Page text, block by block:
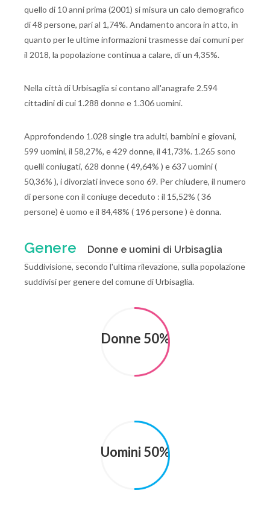
quello di 10 anni prima (2001) si misura un calo demografico
di 48 persone, pari al 1,74%. Andamento ancora in atto, in
quanto per le ultime informazioni trasmesse dai comuni per
il 2018, la popolazione continua a calare, di un 4,35%.
Nella città di Urbisaglia si contano all'anagrafe 2.594
cittadini di cui 1.288 donne e 1.306 uomini.
Approfondendo 1.028 single tra adulti, bambini e giovani,
599 uomini, il 58,27%, e 429 donne, il 41,73%. 1.265 sono
quelli coniugati, 628 donne ( 49,64% ) e 637 uomini (
50,36% ), i divorziati invece sono 69. Per chiudere, il numero
di persone con il coniuge deceduto : il 15,52% ( 36
persone) è uomo e il 84,48% ( 196 persone ) è donna.
Genere Donne e uomini di Urbisaglia
Suddivisione, secondo l'ultima rilevazione, sulla popolazione
suddivisi per genere del comune di Urbisaglia.
Donne 50%
Uomini 50%